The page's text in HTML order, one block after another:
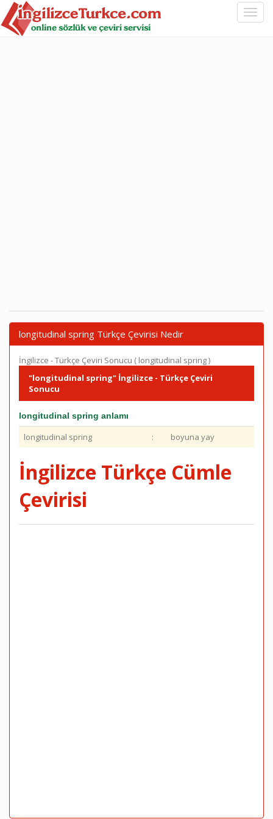
longitudinal spring Türkçe Çevirisi Nedir
İngilizce - Türkçe Çeviri Sonucu ( longitudinal spring )
"longitudinal spring" İngilizce - Türkçe Çeviri
Sonucu
longitudinal spring anlamı
longitudinal spring : boyuna yay
İngilizce Türkçe Cümle
Çevirisi